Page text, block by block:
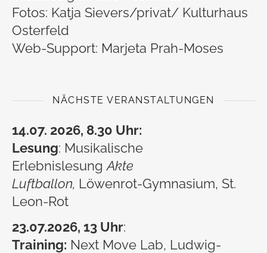
Fotos: Katja Sievers/privat/ Kulturhaus
Osterfeld
Web-Support: Marjeta Prah-Moses
NÄCHSTE VERANSTALTUNGEN
14.07. 2026, 8.30 Uhr:
Lesung: Musikalische
ErlebnislesungAkte
Luftballon, Löwenrot-Gymnasium, St.
Leon-Rot
23.07.2026, 13 Uhr:
Training: Next Move Lab, Ludwig-